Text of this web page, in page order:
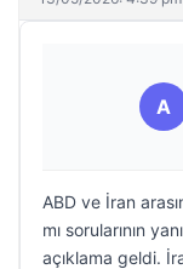
A
ABD ve İran
mı sorularının
açıklama geldi.